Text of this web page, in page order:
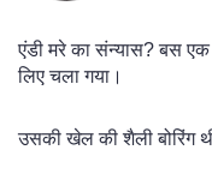
एंडी मरे का संन्यास? बस
लिए चला गया।
उसकी खेल की शैली बोरिंग